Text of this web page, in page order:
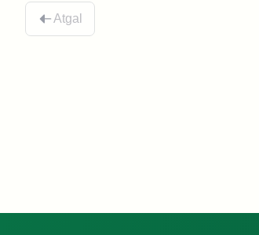
Atgal